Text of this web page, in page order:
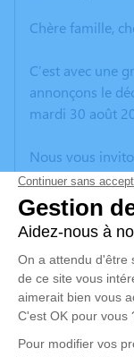
Chère famille,
C’est avec une
annonçons le
mardi 30 août
Nous vous
vos
anecdote ou
poèmes ou des
d'expression
MONNIER.
Un service de
disponible ici